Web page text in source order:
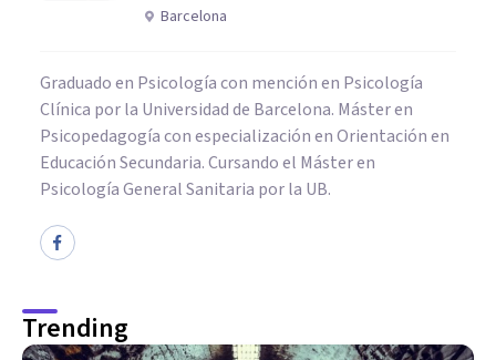
Barcelona
Graduado en Psicología con mención en Psicología
Clínica por la Universidad de Barcelona. Máster en
Psicopedagogía con especialización en Orientación en
Educación Secundaria. Cursando el Máster en
Psicología General Sanitaria por la UB.
Trending